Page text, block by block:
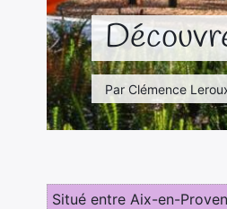
Par Clémence
Situé entre Aix-en-